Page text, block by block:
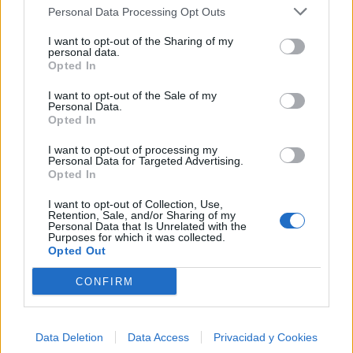
Personal Data Processing Opt Outs
I want to opt-out of the Sharing of my
personal data.
Opted In
I want to opt-out of the Sale of my
Personal Data.
Opted In
I want to opt-out of processing my
Personal Data for Targeted Advertising.
Opted In
I want to opt-out of Collection, Use,
Retention, Sale, and/or Sharing of my
Personal Data that Is Unrelated with the
Purposes for which it was collected.
Opted Out
CONFIRM
Data Deletion Data Access Privacidad y Cookies
+ Tomás Estrada
Biografía Ranking
Añadir Letra
Ranking de Tomás Estrada
apoyados y visitados de esta semana.
¿Apoyar a Tomás Estrada?
1 0